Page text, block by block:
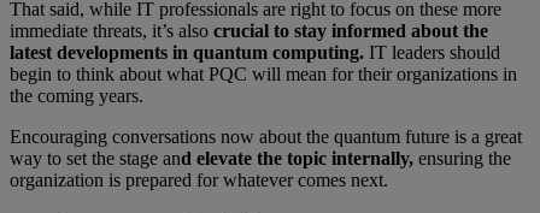
That said, while IT professionals are right to focus on these more
immediate threats, it’s also crucial to stay informed about the
latest developments in quantum computing. IT leaders should
begin to think about what PQC will mean for their organizations in
the coming years.
Encouraging conversations now about the quantum future is a great
way to set the stage and elevate the topic internally, ensuring the
organization is prepared for whatever comes next.